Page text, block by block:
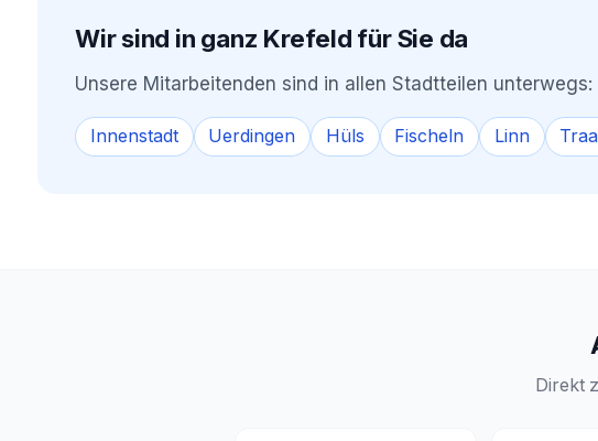
Wir sind in ganz Krefeld für Sie da
Unsere Mitarbeitenden sind in allen Stadtteilen unterwegs:
Innenstadt Uerdingen Hüls Fischeln Linn
Direkt